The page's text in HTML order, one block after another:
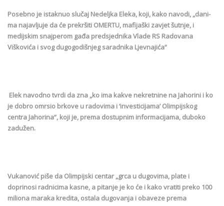
Posebno je istaknuo slučaj Nedeljka Eleka, koji, kako navodi, „dani-
ma najavljuje da će prekršiti OMERTU, mafijaški zavjet šutnje, i
medijskim snajperom gađa predsjednika Vlade RS Radovana
Viškovića i svog dugogodišnjeg saradnika Ljevnajića“
Elek navodno tvrdi da zna „ko ima kakve nekretnine na Jahorini i ko
je dobro omrsio brkove u radovima i ‘investicijama’ Olimpijskog
centra Jahorina“, koji je, prema dostupnim informacijama, duboko
zadužen.
Vukanović piše da Olimpijski centar „grca u dugovima, plate i
doprinosi radnicima kasne, a pitanje je ko će i kako vratiti preko 100
miliona maraka kredita, ostala dugovanja i obaveze prema